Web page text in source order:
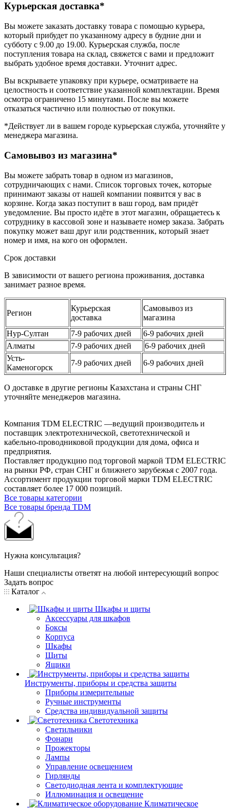
Курьерская доставка*
Вы можете заказать доставку товара с помощью курьера,
который прибудет по указанному адресу в будние дни и
субботу с 9.00 до 19.00. Курьерская служба, после
поступления товара на склад, свяжется с вами и предложит
выбрать удобное время доставки. Уточнит адрес.
Вы вскрываете упаковку при курьере, осматриваете на
целостность и соответствие указанной комплектации. Время
осмотра ограничено 15 минутами. После вы можете
отказаться частично или полностью от покупки.
*Действует ли в вашем городе курьерская служба, уточняйте у
менеджера магазина.
Самовывоз из магазина*
Вы можете забрать товар в одном из магазинов,
сотрудничающих с нами. Список торговых точек, которые
принимают заказы от нашей компании появится у вас в
корзине. Когда заказ поступит в ваш город, вам придёт
уведомление. Вы просто идёте в этот магазин, обращаетесь к
сотруднику в кассовой зоне и называете номер заказа. Забрать
покупку может ваш друг или родственник, который знает
номер и имя, на кого он оформлен.
Срок доставки
В зависимости от вашего региона проживания, доставка
занимает разное время.
Регион
Курьерская
доставка
Самовывоз из
магазина
Нур-Султан
7-9 рабочих дней
6-9 рабочих дней
Алматы
7-9 рабочих дней
6-9 рабочих дней
Усть-
Каменогорск
7-9 рабочих дней 6-9 рабочих дней
О доставке в другие регионы Казахстана и страны СНГ
уточняйте менеджеров магазина.
Компания TDM ELECTRIC —ведущий производитель и
поставщик электротехнической, светотехнической и
кабельно-проводниковой продукции для дома, офиса и
предприятия.
Поставляет продукцию под торговой маркой TDM ELECTRIC
на рынки РФ, стран СНГ и ближнего зарубежья с 2007 года.
Ассортимент продукции торговой марки TDM ЕLECTRIC
составляет более 17 000 позиций.
Все товары категории
Все товары бренда TDM
Нужна консультация?
Наши специалисты ответят на любой интересующий вопрос
Задать вопрос
Каталог
Шкафы и щиты
Аксессуары для шкафов
Боксы
Корпуса
Шкафы
Щиты
Ящики
Инструменты, приборы и средства защиты
Приборы измерительные
Ручные инструменты
Средства индивидуальной защиты
Светотехника
Светильники
Фонари
Прожекторы
Лампы
Управление освещением
Гирлянды
Светодиодная лента и комплектующие
Иллюминация и освещение
Климатическое